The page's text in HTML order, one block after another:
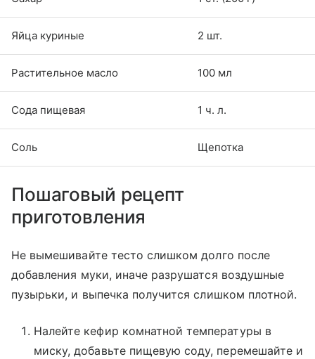
Яйца куриные 2 шт.
Растительное масло 100 мл
Сода пищевая 1 ч. л.
Соль Щепотка
Пошаговый рецепт
приготовления
Не вымешивайте тесто слишком долго после
добавления муки, иначе разрушатся воздушные
пузырьки, и выпечка получится слишком плотной.
Налейте кефир комнатной температуры в
миску, добавьте пищевую соду, перемешайте и